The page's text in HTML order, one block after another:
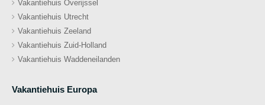
Vakantiehuis Overijssel
Vakantiehuis Utrecht
Vakantiehuis Zeeland
Vakantiehuis Zuid-Holland
Vakantiehuis Waddeneilanden
Vakantiehuis Europa